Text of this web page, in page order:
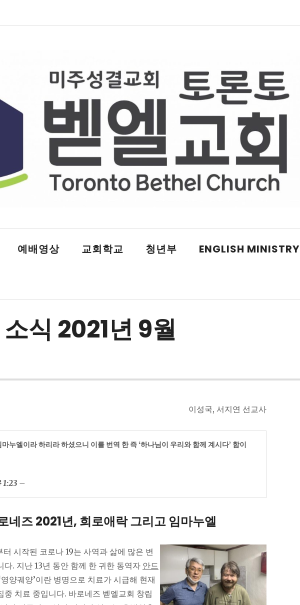
예배영상 교회학교 청년부 ENGLISH MINISTRY
식 2021년 9월
이성국, 서지연 선교사
누엘이라 하리라 하셨으니 이를 번역 한 즉 ‘하나님이 우리와 함께 계시다’ 함이
1:23 –
네즈 2021년, 희로애락 그리고 임마누엘
터 시작된 코로나 19는 사역과 삶에 많은 변
다. 지난 13년 동안 함께 한 귀한 동역자 안드
영양궤양’이란 병명으로 치료가 시급해 현재
중 치료 중입니다. 바로네즈 벧엘교회 창립